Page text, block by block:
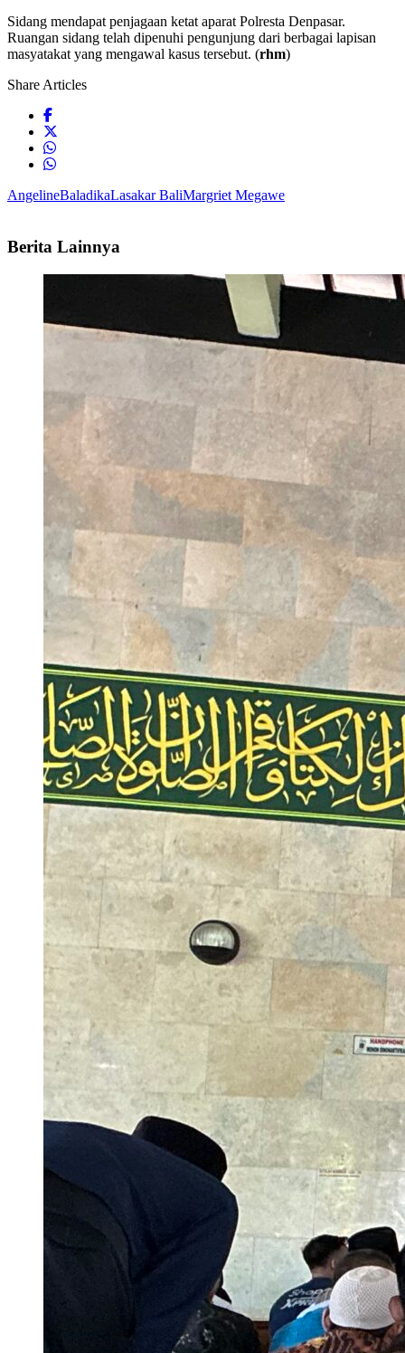
Sidang mendapat penjagaan ketat aparat Polresta Denpasar.
Ruangan sidang telah dipenuhi pengunjung dari berbagai lapisan
masyatakat yang mengawal kasus tersebut. (rhm)
Share Articles
AngelineBaladikaLasakar BaliMargriet Megawe
Berita Lainnya